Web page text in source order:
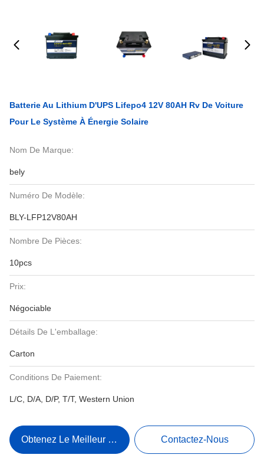
Batterie Au Lithium D'UPS Lifepo4 12V 80AH Rv De Voiture
Pour Le Système À Énergie Solaire
Nom De Marque:
bely
Numéro De Modèle:
BLY-LFP12V80AH
Nombre De Pièces:
10pcs
Prix:
Négociable
Détails De L'emballage:
Carton
Conditions De Paiement:
L/C, D/A, D/P, T/T, Western Union
Obtenez Le Meilleur Prix Contactez-Nous